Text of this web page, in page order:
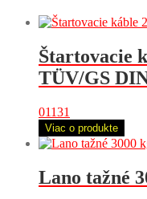
Štartovacie
TÜV/GS
01131
Viac o produkte
Lano tažné